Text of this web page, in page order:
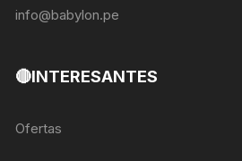
info@babylon.pe
🔴INTERESANTES
Ofertas